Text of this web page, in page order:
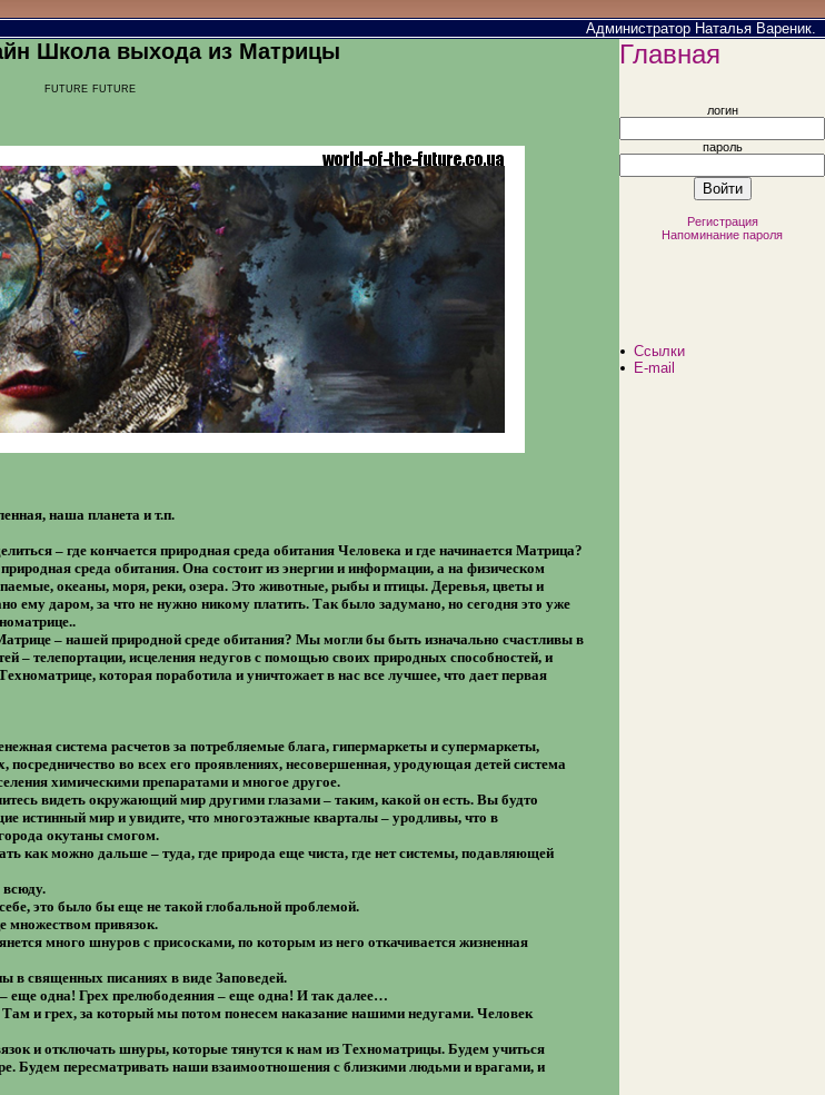
Администратор Наталья Вареник.
Школа выхода из Матрицы
future future
наша планета и т.п.
– где кончается природная среда обитания Человека и где начинается Матрица?
среда обитания. Она состоит из энергии и информации, а на физическом
океаны, моря, реки, озера. Это животные, рыбы и птицы. Деревья, цветы и
ему даром, за что не нужно никому платить. Так было задумано, но сегодня это уже
– нашей природной среде обитания? Мы могли бы быть изначально счастливы в
– телепортации, исцеления недугов с помощью своих природных способностей, и
которая поработила и уничтожает в нас все лучшее, что дает первая
система расчетов за потребляемые блага, гипермаркеты и супермаркеты,
посредничество во всех его проявлениях, несовершенная, уродующая детей система
химическими препаратами и многое другое.
видеть окружающий мир другими глазами – таким, какой он есть. Вы будто
истинный мир и увидите, что многоэтажные кварталы – уродливы, что в
окутаны смогом.
как можно дальше – туда, где природа еще чиста, где нет системы, подавляющей
это было бы еще не такой глобальной проблемой.
привязок.
много шнуров с присосками, по которым из него откачивается жизненная
в священных писаниях в виде Заповедей.
еще одна! Грех прелюбодеяния – еще одна! И так далее…
и грех, за который мы потом понесем наказание нашими недугами. Человек
и отключать шнуры, которые тянутся к нам из Техноматрицы. Будем учиться
Будем пересматривать наши взаимоотношения с близкими людьми и врагами, и
Главная
логин
пароль
Регистрация
Напоминание пароля
Ссылки
E-mail